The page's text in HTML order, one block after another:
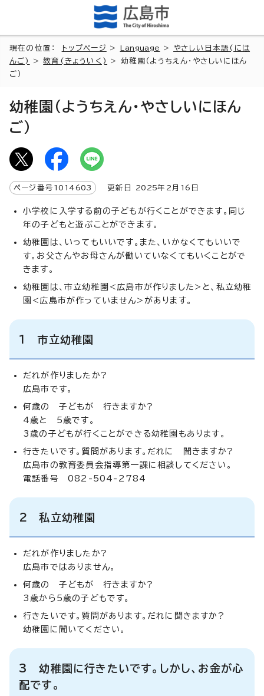
現在の位置： トップページ > Language > やさしい日本語(にほ
んご)
>教育(きょういく)
> 幼稚園（ようちえん・やさしいにほん
ご）
幼稚園（ようちえん・やさしいにほん
ご）
ページ番号 1014603 更新日 2025年2月 16 日
小学校に入学する前の子どもが行くことができます。同じ
年の子どもと遊ぶことができます。
幼稚園は、いってもいいです。また、いかなくてもいいで
す。お父さんやお母さんが働いていなくてもいくことがで
きます。
幼稚園は、市立幼稚園<広島市が作りました>と、私立幼稚
園<広島市が作っていません>があります。
1 市立幼稚園
だれが作りましたか?
広島市です。
何歳の 子どもが 行きますか?
4歳と 5歳です。
3歳の子どもが行くことができる幼稚園もあります。
行きたいです。質問があります。だれに 聞きますか?
広島市の教育委員会指導第一課に相談してください。
電話番号 082-504-2784
2 私立幼稚園
だれが作りましたか?
広島市ではありません。
何歳の 子どもが 行きますか?
3歳から5歳の子どもです。
行きたいです。質問があります。だれに聞きますか?
幼稚園に聞いてください。
3 幼稚園に行きたいです。しかし、お金が心
配です。